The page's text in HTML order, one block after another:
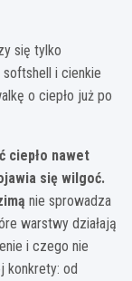
się tylko
i cienkie
o ciepło już po
ciepło nawet
się wilgoć.
nie sprowadza
warstwy działają
i czego nie
konkrety: od